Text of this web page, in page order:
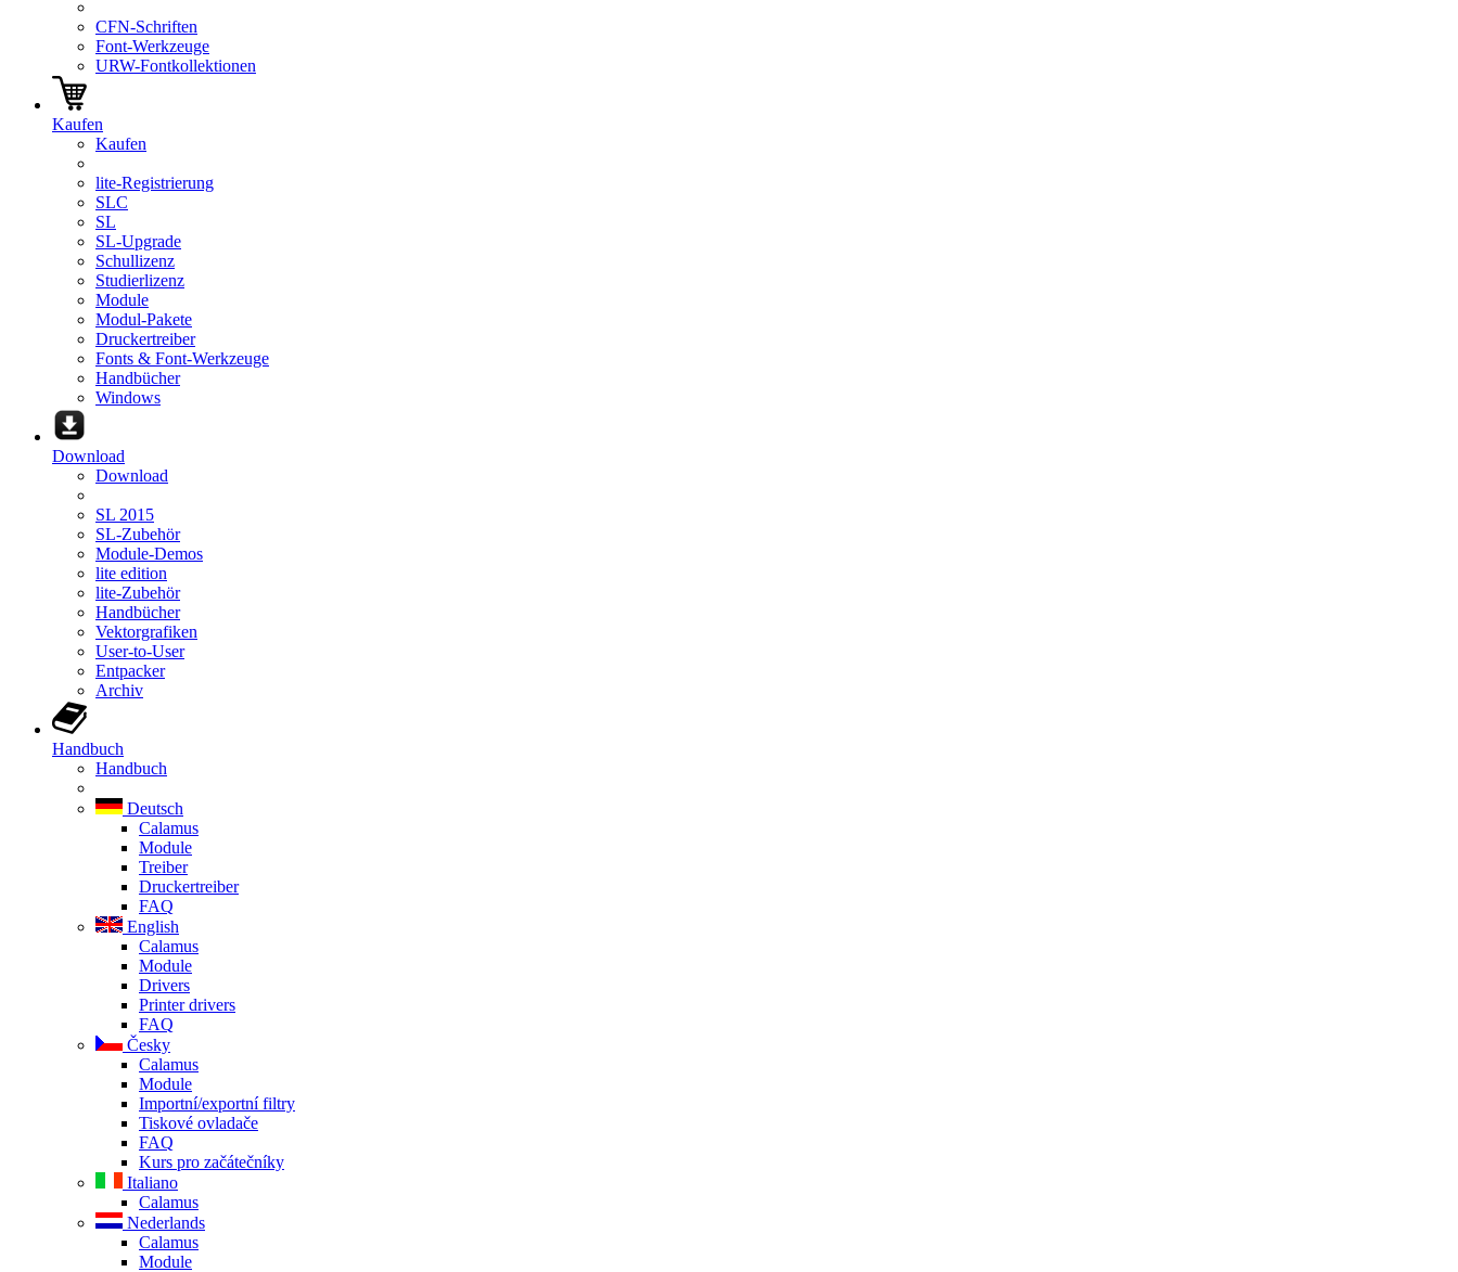
CFN-Schriften
Font-Werkzeuge
URW-Fontkollektionen
Kaufen
Kaufen
lite-Registrierung
SLC
SL
SL-Upgrade
Schullizenz
Studierlizenz
Module
Modul-Pakete
Druckertreiber
Fonts & Font-Werkzeuge
Handbücher
Windows
Download
Download
SL 2015
SL-Zubehör
Module-Demos
lite edition
lite-Zubehör
Handbücher
Vektorgrafiken
User-to-User
Entpacker
Archiv
Handbuch
Handbuch
Deutsch
Calamus
Module
Treiber
Druckertreiber
FAQ
English
Calamus
Module
Drivers
Printer drivers
FAQ
Česky
Calamus
Module
Importní/exportní filtry
Tiskové ovladače
FAQ
Kurs pro začátečníky
Italiano
Calamus
Nederlands
Calamus
Module